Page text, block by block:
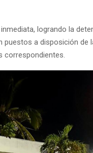
logrando la
a disposición de
correspondientes.